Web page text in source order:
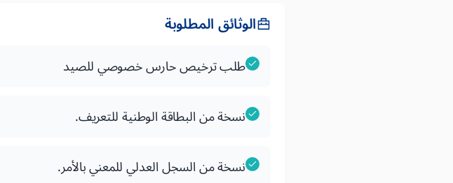
الوثائق المطلوبة
طلب ترخيص حارس خصوصي للصيد
نسخة من البطاقة الوطنية للتعريف.
نسخة من السجل العدلي للمعني بالأمر.